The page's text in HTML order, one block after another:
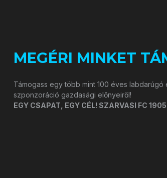
MEGÉRI MINKET
Támogass egy több mint 100 éves labdarúgó
szponzoráció gazdasági előnyeiről!
EGY CSAPAT, EGY CÉL! SZARVASI FC 1905